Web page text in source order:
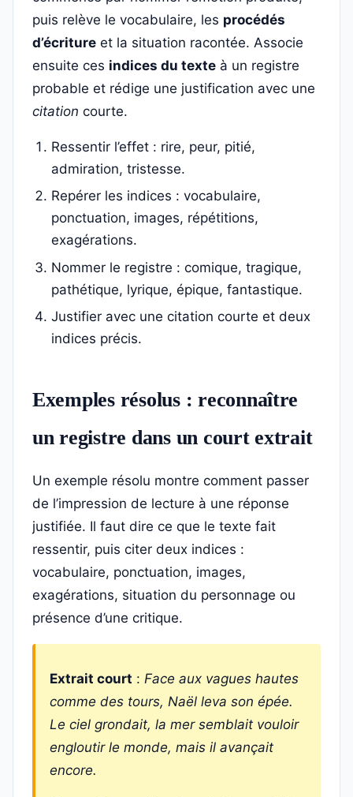
puis relève le vocabulaire, les procédés
d’écriture et la situation racontée. Associe
ensuite ces indices du texte à un registre
probable et rédige une justification avec une
citation courte.
Ressentir l’effet : rire, peur, pitié,
admiration, tristesse.
Repérer les indices : vocabulaire,
ponctuation, images, répétitions,
exagérations.
Nommer le registre : comique, tragique,
pathétique, lyrique, épique, fantastique.
Justifier avec une citation courte et deux
indices précis.
Exemples résolus : reconnaître
un registre dans un court extrait
Un exemple résolu montre comment passer
de l’impression de lecture à une réponse
justifiée. Il faut dire ce que le texte fait
ressentir, puis citer deux indices :
vocabulaire, ponctuation, images,
exagérations, situation du personnage ou
présence d’une critique.
Extrait court : Face aux vagues hautes
comme des tours, Naël leva son épée.
Le ciel grondait, la mer semblait vouloir
engloutir le monde, mais il avançait
encore.